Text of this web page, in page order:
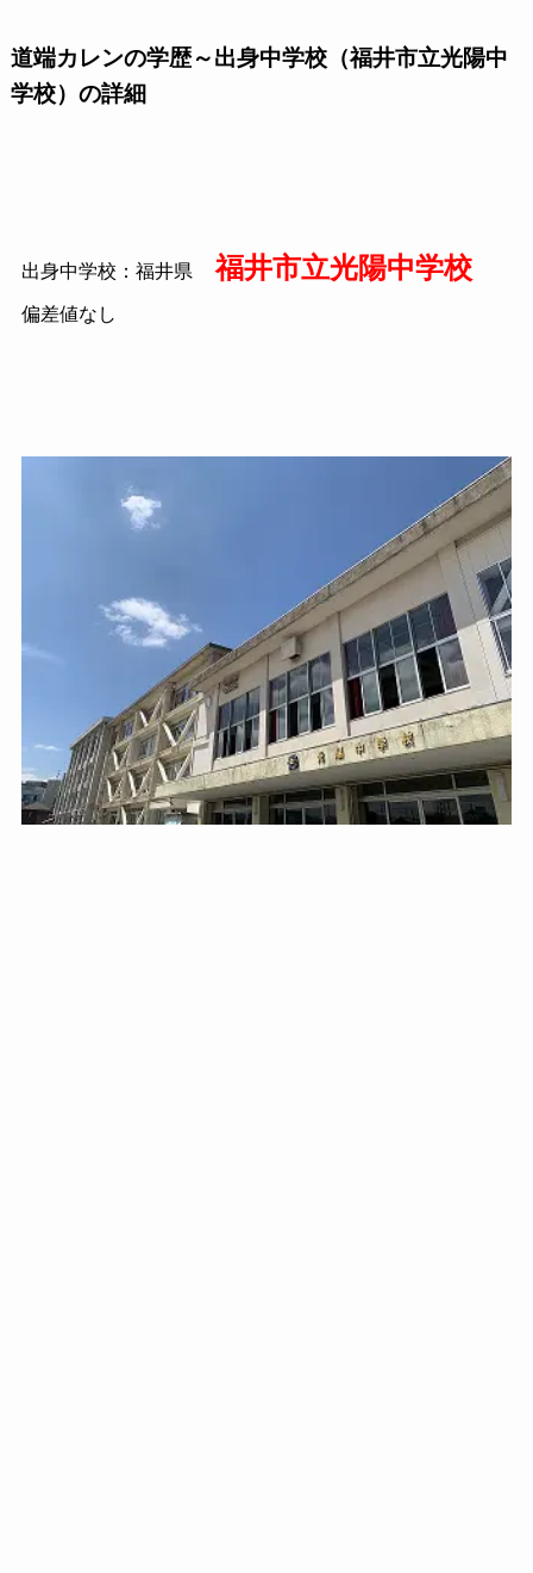
道端カレンの学歴～出身中学校（福井市立光陽中
学校）の詳細
出身中学校：福井県 福井市立光陽中学校
偏差値なし